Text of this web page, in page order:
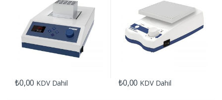
₺0,00 KDV Dahil ₺0,00 KDV Dahil